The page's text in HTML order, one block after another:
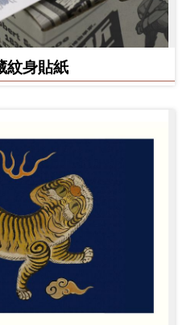
紋身貼紙